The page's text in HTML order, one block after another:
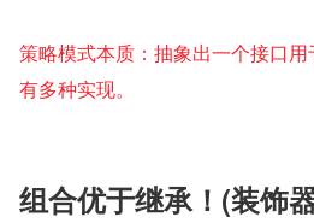
策略模式本质：抽象出一个接口
有多种实现。
组合优于继承！(装饰